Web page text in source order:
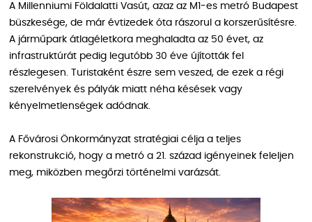
A Millenniumi Földalatti Vasút, azaz az M1-es metró Budapest
büszkesége, de már évtizedek óta rászorul a korszerűsítésre.
A járműpark átlagéletkora meghaladta az 50 évet, az
infrastruktúrát pedig legutóbb 30 éve újították fel
részlegesen. Turistaként észre sem veszed, de ezek a régi
szerelvények és pályák miatt néha késések vagy
kényelmetlenségek adódnak.
A Fővárosi Önkormányzat stratégiai célja a teljes
rekonstrukció, hogy a metró a 21. század igényeinek feleljen
meg, miközben megőrzi történelmi varázsát.